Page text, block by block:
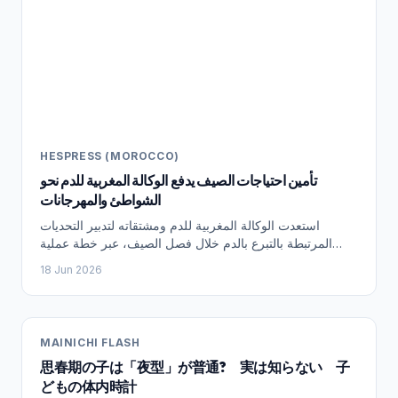
HESPRESS (MOROCCO)
تأمين احتياجات الصيف يدفع الوكالة المغربية للدم نحو
الشواطئ والمهرجانات
استعدت الوكالة المغربية للدم ومشتقاته لتدبير التحديات
المرتبطة بالتبرع بالدم خلال فصل الصيف، عبر خطة عملية
للمهرجانات والتظاهرات الثقافية التي تشهد إقبالا جماهيريا
واسعا. وفي هذا الصدد، أكدت جميلة الكوردو، ممثلة الوكالة
الفترات أو المواسم التي قد تشهد نقصا في الإقبال على التبرع”.
وأوضحت الكوردو، في تصريح لجريدة هسبريس الإلكترونية، أن
“المنهجية المتبعة لتدبير فترة الصيف تستهدف ضمان القرب من
18 Jun 2026
MAINICHI FLASH
思春期の子は「夜型」が普通? 実は知らない 子
どもの体内時計